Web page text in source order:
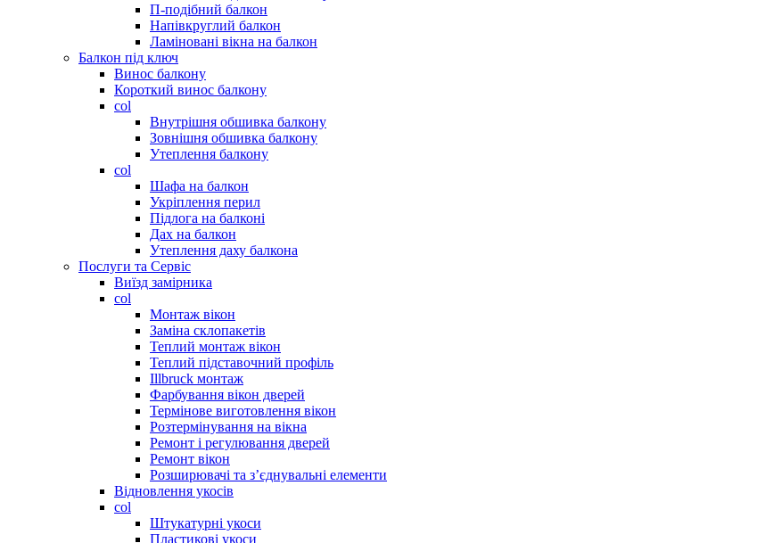
П-подібний балкон
Напівкруглий балкон
Ламіновані вікна на балкон
Балкон під ключ
Винос балкону
Короткий винос балкону
col
Внутрішня обшивка балкону
Зовнішня обшивка балкону
Утеплення балкону
col
Шафа на балкон
Укріплення перил
Підлога на балконі
Дах на балкон
Утеплення даху балкона
Послуги та Сервіс
Виїзд замірника
col
Монтаж вікон
Заміна склопакетів
Теплий монтаж вікон
Теплий підставочний профіль
Illbruck монтаж
Фарбування вікон дверей
Термінове виготовлення вікон
Розтермінування на вікна
Ремонт і регулювання дверей
Ремонт вікон
Розширювачі та з’єднувальні елементи
Відновлення укосів
col
Штукатурні укоси
Пластикові укоси